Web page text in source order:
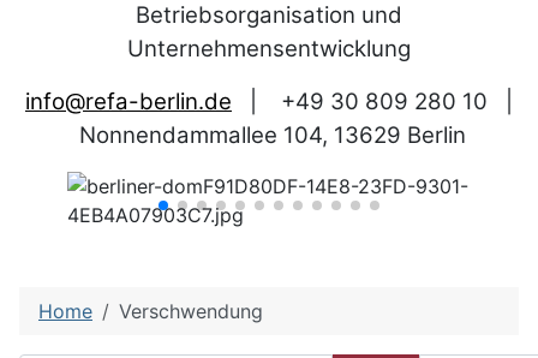
Betriebsorganisation und
Unternehmensentwicklung
info@refa-berlin.de
+49 30 809 280 10
Nonnendammallee 104, 13629 Berlin
Home Verschwendung